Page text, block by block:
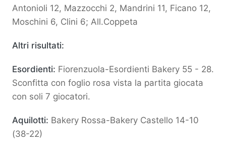
Antonioli 12, Mazzocchi 2, Mandrini 11, Ficano 12,
Moschini 6, Clini 6; All.Coppeta
Altri risultati:
Esordienti: Fiorenzuola-Esordienti Bakery 55 - 28.
Sconfitta con foglio rosa vista la partita giocata
con soli 7 giocatori.
Aquilotti: Bakery Rossa-Bakery Castello 14-10
(38-22)